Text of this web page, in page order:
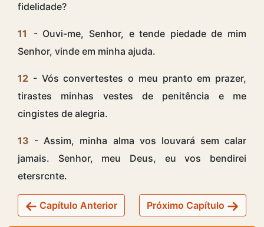
fidelidade?
11
- Ouvi-me, Senhor, e tende piedade de mim
Senhor, vinde em minha ajuda.
12 - Vós convertestes o meu pranto em prazer,
tirastes minhas vestes de penitência e me
cingistes de alegria.
13 - Assim, minha alma vos louvará sem calar
jamais. Senhor, meu Deus, eu vos bendirei
etersrcnte.
Capítulo Anterior Próximo Capítulo